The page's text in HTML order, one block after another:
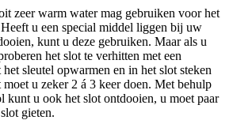
zeer warm water mag gebruiken voor het
u een special middel liggen bij uw
kunt u deze gebruiken. Maar als u
het slot te verhitten met een
sleutel opwarmen en in het slot steken
u zeker 2 á 3 keer doen. Met behulp
kunt u ook het slot ontdooien, u moet paar
gieten.